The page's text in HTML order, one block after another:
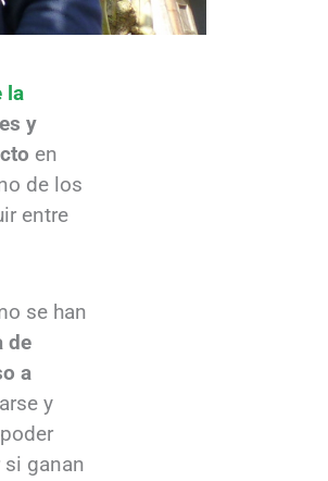
la
y
en
de los
entre
se han
de
a
y
ganan